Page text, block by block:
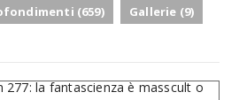
(659) Gallerie (9)